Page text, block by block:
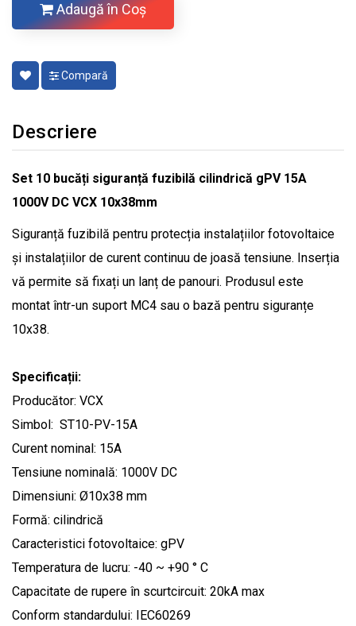
Adaugă în Coş
Compară
Descriere
Set 10 bucăți siguranță fuzibilă cilindrică gPV 15A
1000V DC VCX 10x38mm
Siguranță fuzibilă pentru protecția instalațiilor fotovoltaice
și instalațiilor de curent continuu de joasă tensiune. Inserția
vă permite să fixați un lanț de panouri. Produsul este
montat într-un suport MC4 sau o bază pentru siguranțe
10x38.
Specificații:
Producător: VCX
Simbol: ST10-PV-15A
Curent nominal: 15A
Tensiune nominală: 1000V DC
Dimensiuni: Ø10x38 mm
Formă: cilindrică
Caracteristici fotovoltaice: gPV
Temperatura de lucru: -40 ~ +90 ° C
Capacitate de rupere în scurtcircuit: 20kA max
Conform standardului: IEC60269